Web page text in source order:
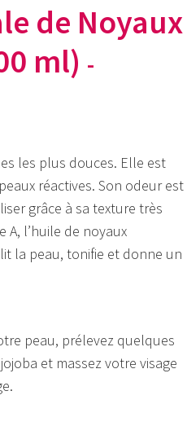
de Noyaux
ml) -
les plus douces. Elle est
réactives. Son odeur est
grâce à sa texture très
A, l’huile de noyaux
la peau, tonifie et donne un
peau, prélevez quelques
et massez votre visage